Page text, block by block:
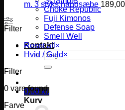
Choke Republic
Fuji Kimonos
Defense Soap
Smell Well
Kontakt
Søg
efter:
0,00 kr.
Kurv
m. 3 styks håndsæbe 189,00
Filter
Reset all ×
Hvid / Guld×
Filter
0 vare found
Farve